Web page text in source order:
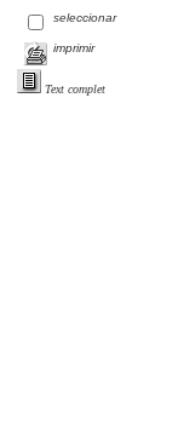
seleccionar
imprimir
Text complet